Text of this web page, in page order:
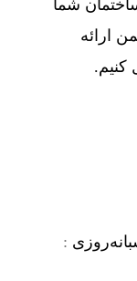
شما
ارائه
کنیم.
: